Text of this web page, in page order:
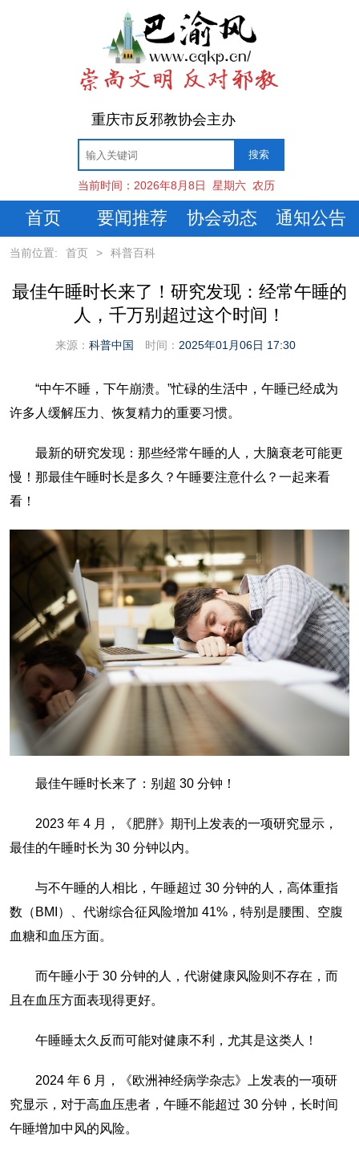
重庆市反邪教协会主办
当前时间： 2026年8月8日 星期六 农历
首页 要闻推荐 协会动态 通知公告
当前位置: 首页 > 科普百科
最佳午睡时长来了！研究发现：经常午睡的
人，千万别超过这个时间！
来源： 科普中国 时间： 2025年01月06日 17:30
“中午不睡，下午崩溃。”忙碌的生活中，午睡已经成为
许多人缓解压力、恢复精力的重要习惯。
最新的研究发现：那些经常午睡的人，大脑衰老可能更
慢！那最佳午睡时长是多久？午睡要注意什么？一起来看
看！
最佳午睡时长来了：别超 30 分钟！
2023 年 4 月，《肥胖》期刊上发表的一项研究显示，
最佳的午睡时长为 30 分钟以内。
与不午睡的人相比，午睡超过 30 分钟的人，高体重指
数（BMI）、代谢综合征风险增加 41%，特别是腰围、空腹
血糖和血压方面。
而午睡小于 30 分钟的人，代谢健康风险则不存在，而
且在血压方面表现得更好。
午睡睡太久反而可能对健康不利，尤其是这类人！
2024 年 6 月，《欧洲神经病学杂志》上发表的一项研
究显示，对于高血压患者，午睡不能超过 30 分钟，长时间
午睡增加中风的风险。